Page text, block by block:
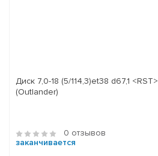
Диск 7,0-18 (5/114,3)et38 d67,1
(Outlander)
0 отзывов
заканчивается